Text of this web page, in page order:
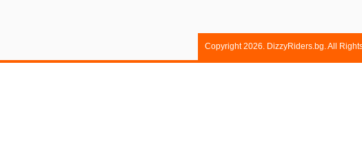
Copyright 2026. DizzyRiders.bg. All